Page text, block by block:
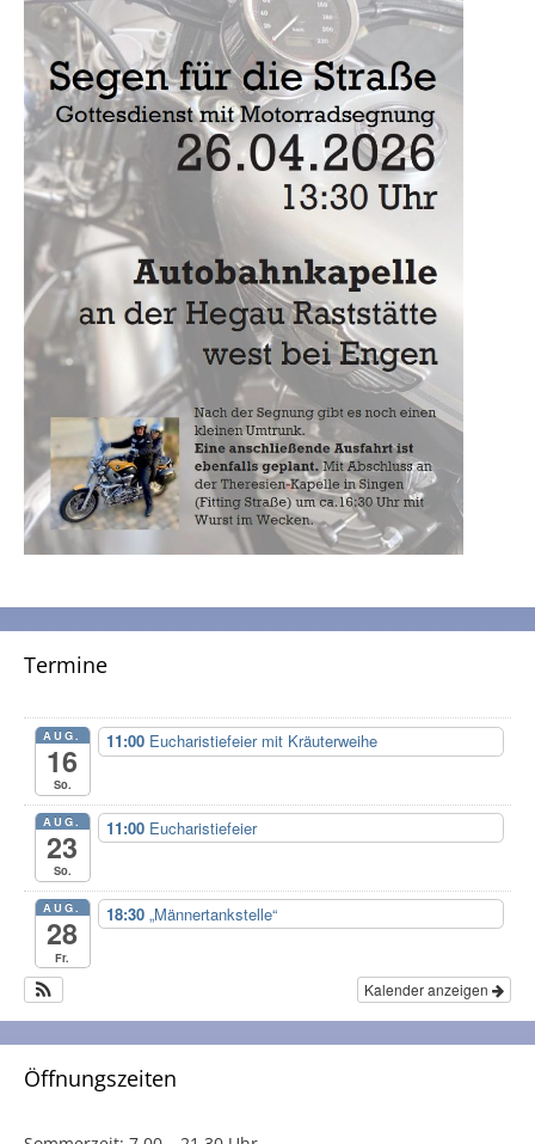
Termine
AUG.
16
So.
11:00 Eucharistiefeier mit Kräuterweihe
AUG.
23
So.
11:00 Eucharistiefeier
AUG.
28
Fr.
18:30 „Männertankstelle“
Kalender anzeigen
Öffnungszeiten